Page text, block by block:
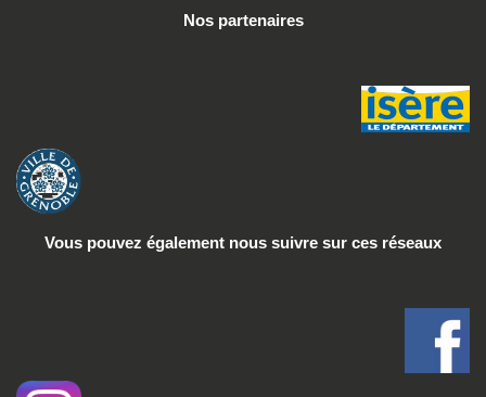
Nos partenaires
Vous pouvez également nous suivre sur ces réseaux